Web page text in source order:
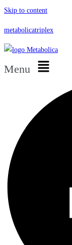
Skip to content
metabolicatriplex
Menu